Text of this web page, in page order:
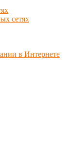
сетях
в Интернете